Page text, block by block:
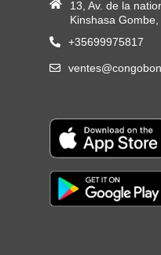
13, Av. de la
Kinshasa Gombe,
+35699975817